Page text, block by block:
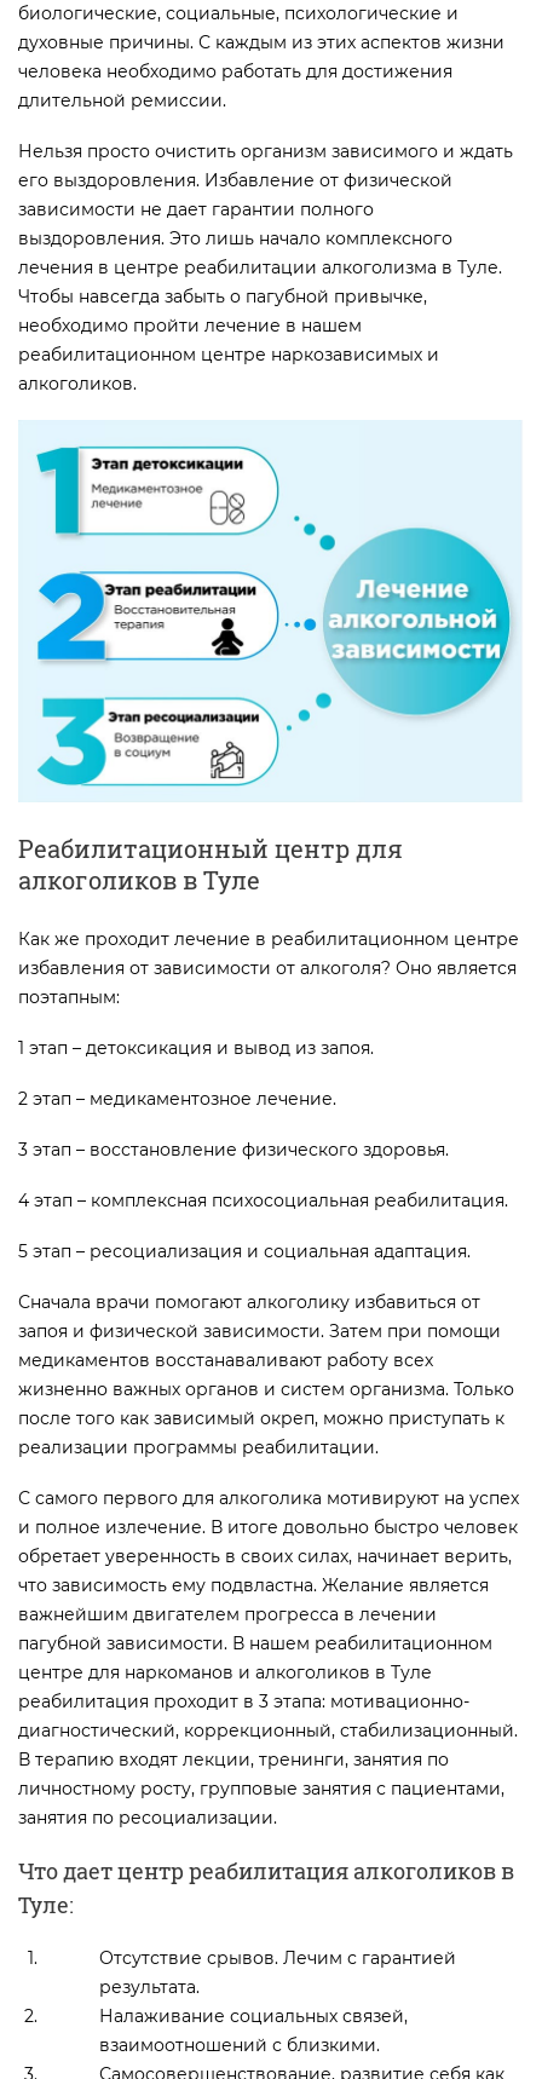
биологические, социальные, психологические и
духовные причины. С каждым из этих аспектов жизни
человека необходимо работать для достижения
длительной ремиссии.
Нельзя просто очистить организм зависимого и ждать
его выздоровления. Избавление от физической
зависимости не дает гарантии полного
выздоровления. Это лишь начало комплексного
лечения в центре реабилитации алкоголизма в Туле.
Чтобы навсегда забыть о пагубной привычке,
необходимо пройти лечение в нашем
реабилитационном центре наркозависимых и
алкоголиков.
Реабилитационный центр для
алкоголиков в Туле
Как же проходит лечение в реабилитационном центре
избавления от зависимости от алкоголя? Оно является
поэтапным:
1 этап – детоксикация и вывод из запоя.
2 этап – медикаментозное лечение.
3 этап – восстановление физического здоровья.
4 этап – комплексная психосоциальная реабилитация.
5 этап – ресоциализация и социальная адаптация.
Сначала врачи помогают алкоголику избавиться от
запоя и физической зависимости. Затем при помощи
медикаментов восстанаваливают работу всех
жизненно важных органов и систем организма. Только
после того как зависимый окреп, можно приступать к
реализации программы реабилитации.
С самого первого для алкоголика мотивируют на успех
и полное излечение. В итоге довольно быстро человек
обретает уверенность в своих силах, начинает верить,
что зависимость ему подвластна. Желание является
важнейшим двигателем прогресса в лечении
пагубной зависимости. В нашем реабилитационном
центре для наркоманов и алкоголиков в Туле
реабилитация проходит в 3 этапа: мотивационно-
диагностический, коррекционный, стабилизационный.
В терапию входят лекции, тренинги, занятия по
личностному росту, групповые занятия с пациентами,
занятия по ресоциализации.
Что дает центр реабилитация алкоголиков в
Туле:
Отсутствие срывов. Лечим с гарантией
результата.
Налаживание социальных связей,
взаимоотношений с близкими.
Самосовершенствование, развитие себя как